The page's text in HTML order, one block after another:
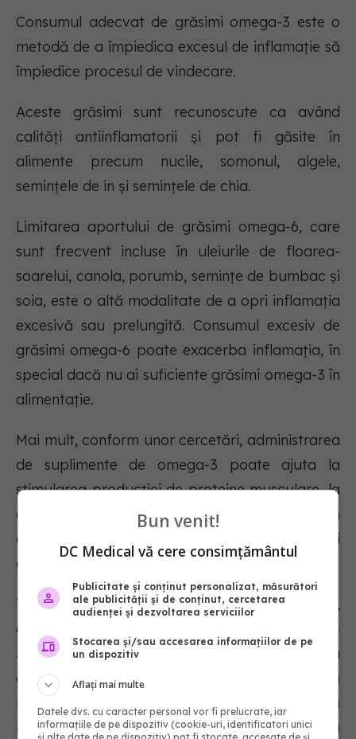
Consumul adecvat de grăsimi omega-3 este o
metodă de a împiedica excesul de inflamație să
împiedice procesul de vindecare.
Aceste grăsimi sunt recunoscute ca având
calități antiinflamatorii și pot fi găsite în
alimente precum nucile, somonul, algele,
semințele de in și semințele de chia.
Limitarea aportului de grăsimi omega-6, care
sunt frecvent incluse în uleiurile de floarea-
soarelui, canola, porumb, semințe de bumbac și
soia, este o altă modalitate de a opri inflamația
excesivă sau prelungită. Consumul excesiv de
grăsimi omega-6 poate exacerba inflamația, în
special dacă nu ai suficiente grăsimi omega-3 în
alimentație.
Mai mult, conform unor cercetări, administrarea
de suplimente de omega-3 poate ajuta la
stimularea producției de proteine musculare, la
diminuarea cantității de mușchi pierdute în
cazul imobilizării și la accelerarea recuperării
după o comoție.
Totuși, atunci când reiei exercițiile fizice,
consumul unor cantități mari de grăsimi omega-
3 din suplimente poate împiedica capacitatea
organismului de a crește din nou masă
musculară. Astfel, ar putea fi de preferat să
mărești consumul de alimente bogate în
Bun venit!
DC Medical vă cere consimțământul
Publicitate și conținut personalizat, măsurători
ale publicității și de conținut, cercetarea
audienței și dezvoltarea serviciilor
Stocarea și/sau accesarea informațiilor de pe
un dispozitiv
Aflați mai multe
Datele dvs. cu caracter personal vor fi prelucrate, iar
informațiile de pe dispozitiv (cookie-uri, identificatori unici